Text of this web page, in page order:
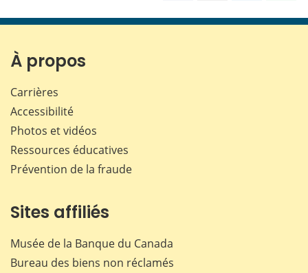
page page page page
À propos
Carrières
Accessibilité
Photos et vidéos
Ressources éducatives
Prévention de la fraude
Sites affiliés
Musée de la Banque du Canada
Bureau des biens non réclamés